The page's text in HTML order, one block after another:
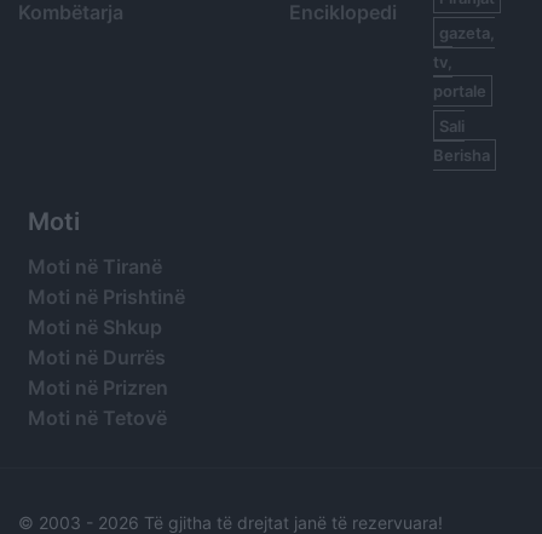
Kombëtarja
Enciklopedi
gazeta,
tv,
portale
Sali
Berisha
Moti
Moti në Tiranë
Moti në Prishtinë
Moti në Shkup
Moti në Durrës
Moti në Prizren
Moti në Tetovë
© 2003 - 2026 Të gjitha të drejtat janë të rezervuara!